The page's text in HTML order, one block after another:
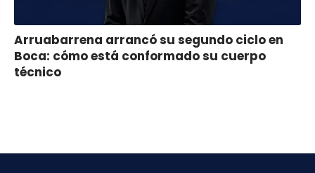
Arruabarrena arrancó su segundo ciclo en
Boca: cómo está conformado su cuerpo
técnico